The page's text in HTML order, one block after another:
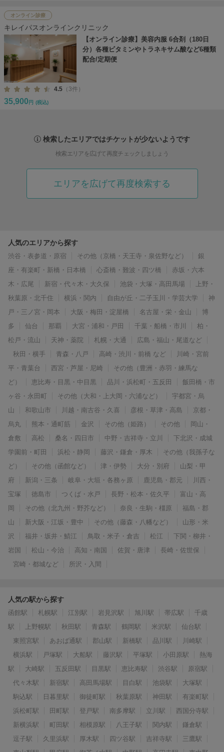
オンライン診療
キレイパスオンラインクリニック
【オンライン診療】美容内服 6合剤（180日
分）各種ビタミンやトラネキサム酸など6種類
配合/定期便
4.5 （3件）
35,900 円 (税込)
検索したエリアではチケットが少ないようです
検索エリアを広げて再度チェックしましょう
エリアを広げて再度検索する
人気のエリアから探す
渋谷・表参道・原宿 その他（京橋・天王寺・泉佐野など）
銀
座・有楽町・新橋・日本橋
心斎橋・難波・四ツ橋
赤坂・六本
木・広尾
新宿・代々木・大久保 池袋・大塚・高田馬場
上野・
秋葉原・北千住
横浜・関内 自由が丘・二子玉川・学芸大学
神
戸・三ノ宮・岡本
大阪・梅田・淀屋橋 名古屋・栄・金山
博
多
仙台 那覇 大宮・浦和・戸田 千葉・船橋・市川
柏・
松戸・流山
天神・薬院 札幌・大通
広島・福山・尾道など
秋田・横手
青森・八戸 高崎・渋川・前橋 など
川崎・宮前
平・青葉台
西宮・芦屋・尼崎
その他（豊洲・赤羽・練馬な
ど）
恵比寿・目黒・中目黒 品川・浜松町・五反田
飯田橋・市
ヶ谷・永田町
その他（大和・上大岡・六浦など）
宇都宮・烏
山
和歌山市 川越・南古谷・久喜 彦根・草津・高島
京都・
烏丸
熊本・通町筋 金沢 その他（姫路） その他
岡山・
倉敷
高松 桑名・四日市 中野・吉祥寺・立川
下北沢・成城
学園前・町田
浜松・静岡 藤沢・鎌倉・厚木
その他（我孫子な
ど）
その他（函館など） 津・伊勢 大分・別府
山梨・甲
府
新潟・三条 岐阜・大垣・各務ヶ原 鹿児島・郡元
川西・
宝塚
徳島市 つくば・水戸 長野・松本・佐久平
富山・高
岡
その他（北九州・野芥など） 奈良・生駒・橿原
福島・郡
山
新大阪・江坂・豊中 その他（藤森・八幡など）
山形・米
沢
福井・坂井・鯖江 鳥取・米子・倉吉 松江
下関・柳井・
岩国
松山・今治 高知・南国 佐賀・唐津
長崎・佐世保
宮崎・都城など
所沢・入間
人気の駅から探す
函館駅 札幌駅 江別駅 岩見沢駅 旭川駅 帯広駅
千歳
駅
上野幌駅 秋田駅 青森駅 鶴岡駅 米沢駅
仙台駅
東照宮駅
あおば通駅 郡山駅 新橋駅 品川駅
川崎駅
横浜駅
戸塚駅 大船駅 藤沢駅 平塚駅 小田原駅
熱海
駅
大崎駅 五反田駅 目黒駅 恵比寿駅 渋谷駅
原宿駅
代々木駅
新宿駅 高田馬場駅 目白駅 池袋駅
大塚駅
駒込駅
日暮里駅 御徒町駅 秋葉原駅 神田駅
有楽町駅
浜松町駅
田町駅 登戸駅 南多摩駅 立川駅
西国分寺駅
新横浜駅
町田駅 相模原駅 八王子駅 関内駅
鎌倉駅
逗子駅
久里浜駅 厚木駅 四ツ谷駅 吉祥寺駅
三鷹駅